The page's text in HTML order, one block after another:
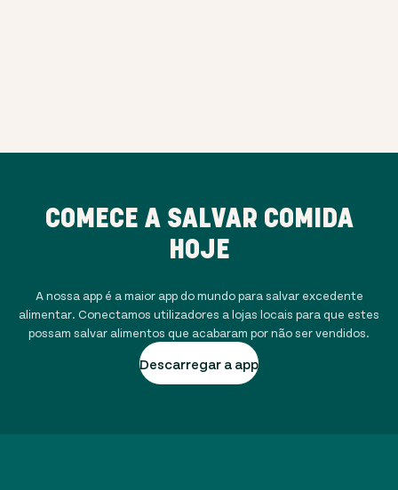
COMECE A SALVAR COMIDA
HOJE
A nossa app é a maior app do mundo para salvar excedente
alimentar. Conectamos utilizadores a lojas locais para que estes
possam salvar alimentos que acabaram por não ser vendidos.
Descarregar a app